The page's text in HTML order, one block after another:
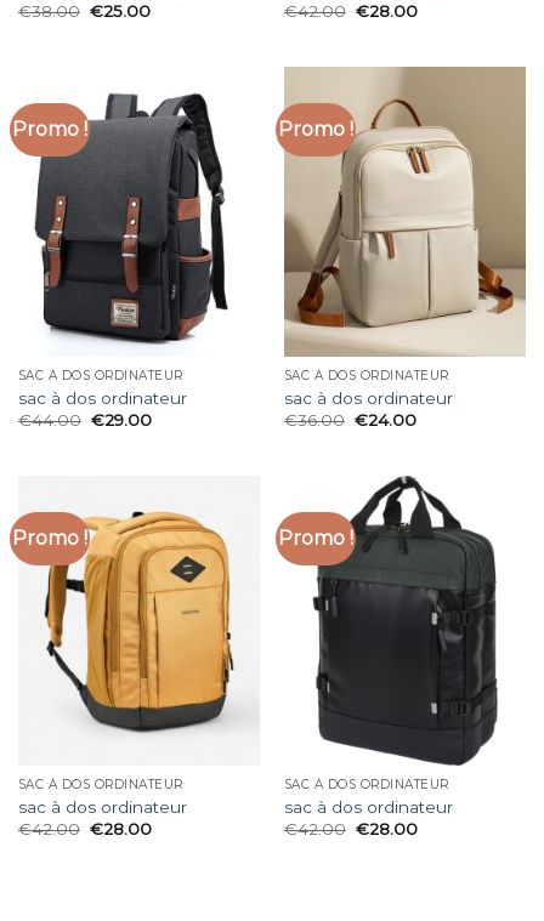
€38.00 €25.00
€42.00 €28.00
Promo !
SAC À DOS ORDINATEUR
sac à dos ordinateur
€44.00 €29.00
Promo !
SAC À DOS ORDINATEUR
sac à dos ordinateur
€36.00 €24.00
Promo !
SAC À DOS ORDINATEUR
sac à dos ordinateur
€42.00 €28.00
Promo !
SAC À DOS ORDINATEUR
sac à dos ordinateur
€42.00 €28.00